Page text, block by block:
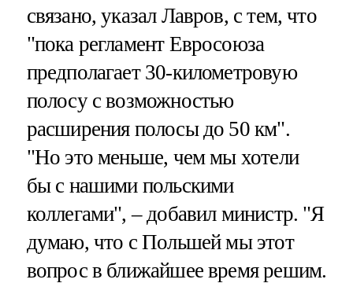
связано, указал Лавров, с тем, что
"пока регламент Евросоюза
предполагает 30-километровую
полосу с возможностью
расширения полосы до 50 км".
"Но это меньше, чем мы хотели
бы с нашими польскими
коллегами", – добавил министр. "Я
думаю, что с Польшей мы этот
вопрос в ближайшее время решим.